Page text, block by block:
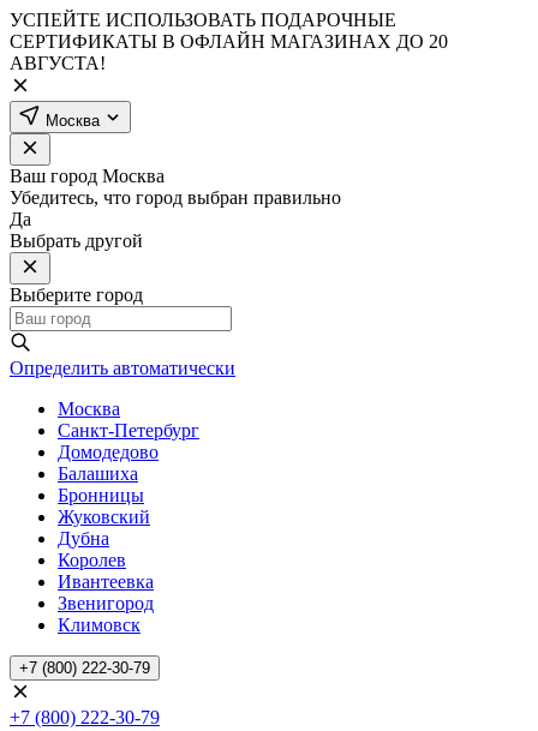
УСПЕЙТЕ ИСПОЛЬЗОВАТЬ ПОДАРОЧНЫЕ
СЕРТИФИКАТЫ В ОФЛАЙН МАГАЗИНАХ ДО 20
АВГУСТА!
Москва
Ваш город Москва
Убедитесь, что город выбран правильно
Да
Выбрать другой
Выберите город
Определить автоматически
Москва
Санкт-Петербург
Домодедово
Балашиха
Бронницы
Жуковский
Дубна
Королев
Ивантеевка
Звенигород
Климовск
+7 (800) 222-30-79
+7 (800) 222-30-79